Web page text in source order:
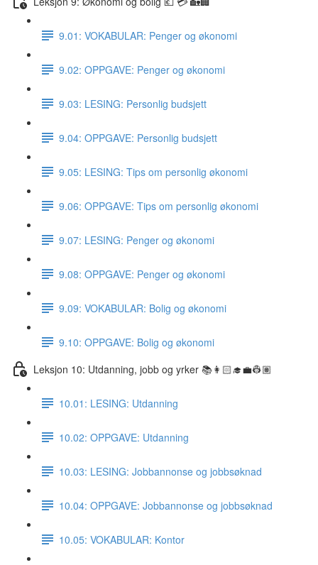
9.01: VOKABULAR: Penger og økonomi
9.02: OPPGAVE: Penger og økonomi
9.03: LESING: Personlig budsjett
9.04: OPPGAVE: Personlig budsjett
9.05: LESING: Tips om personlig økonomi
9.06: OPPGAVE: Tips om personlig økonomi
9.07: LESING: Penger og økonomi
9.08: OPPGAVE: Penger og økonomi
9.09: VOKABULAR: Bolig og økonomi
9.10: OPPGAVE: Bolig og økonomi
Leksjon 10: Utdanning, jobb og yrker 📚👩🏻‍🎓💼👷🏽
10.01: LESING: Utdanning
10.02: OPPGAVE: Utdanning
10.03: LESING: Jobbannonse og jobbsøknad
10.04: OPPGAVE: Jobbannonse og jobbsøknad
10.05: VOKABULAR: Kontor